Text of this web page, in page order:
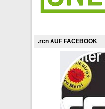
.rcn AUF FACEBOOK